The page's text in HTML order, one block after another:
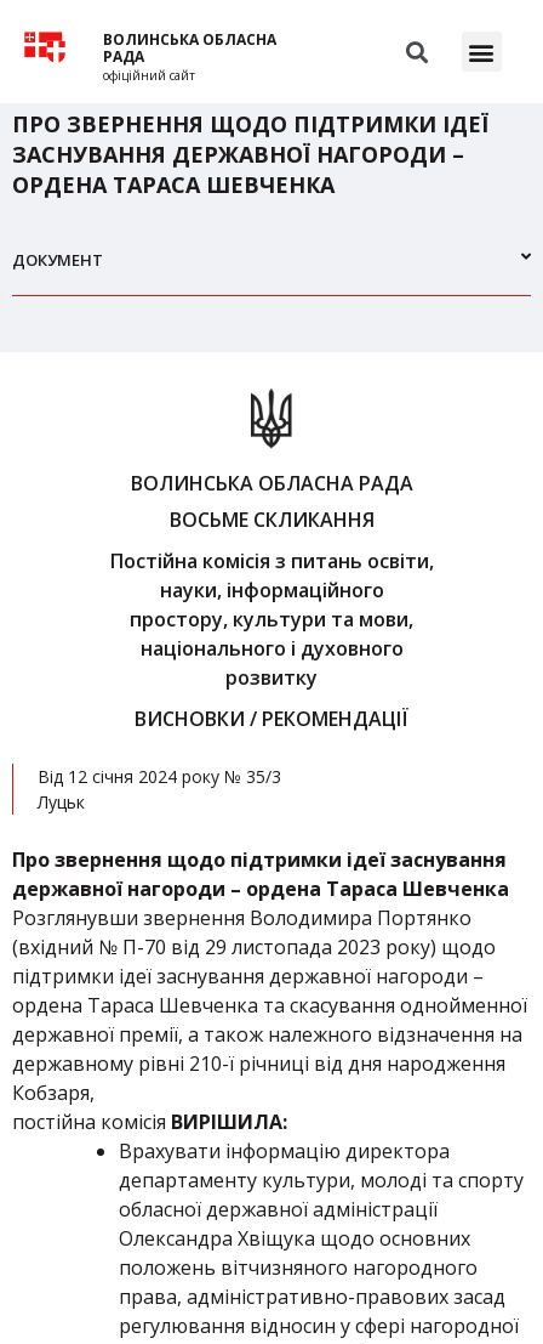
ВОЛИНСЬКА ОБЛАСНА
РАДА
офіційний сайт
ПРО ЗВЕРНЕННЯ ЩОДО ПІДТРИМКИ ІДЕЇ
ЗАСНУВАННЯ ДЕРЖАВНОЇ НАГОРОДИ –
ОРДЕНА ТАРАСА ШЕВЧЕНКА
ДОКУМЕНТ
ВОЛИНСЬКА ОБЛАСНА РАДА
ВОСЬМЕ СКЛИКАННЯ
Постійна комісія з питань освіти,
науки, інформаційного
простору, культури та мови,
національного і духовного
розвитку
ВИСНОВКИ / РЕКОМЕНДАЦІЇ
Від 12 січня 2024 року № 35/3
Луцьк
Про звернення щодо підтримки ідеї заснування
державної нагороди – ордена Тараса Шевченка
Розглянувши звернення Володимира Портянко
(вхідний № П-70 від 29 листопада 2023 року) щодо
підтримки ідеї заснування державної нагороди –
ордена Тараса Шевченка та скасування однойменної
державної премії, а також належного відзначення на
державному рівні 210-ї річниці від дня народження
Кобзаря,
постійна комісія ВИРІШИЛА:
Врахувати інформацію директора
департаменту культури, молоді та спорту
обласної державної адміністрації
Олександра Хвіщука щодо основних
положень вітчизняного нагородного
права, адміністративно-правових засад
регулювання відносин у сфері нагородної